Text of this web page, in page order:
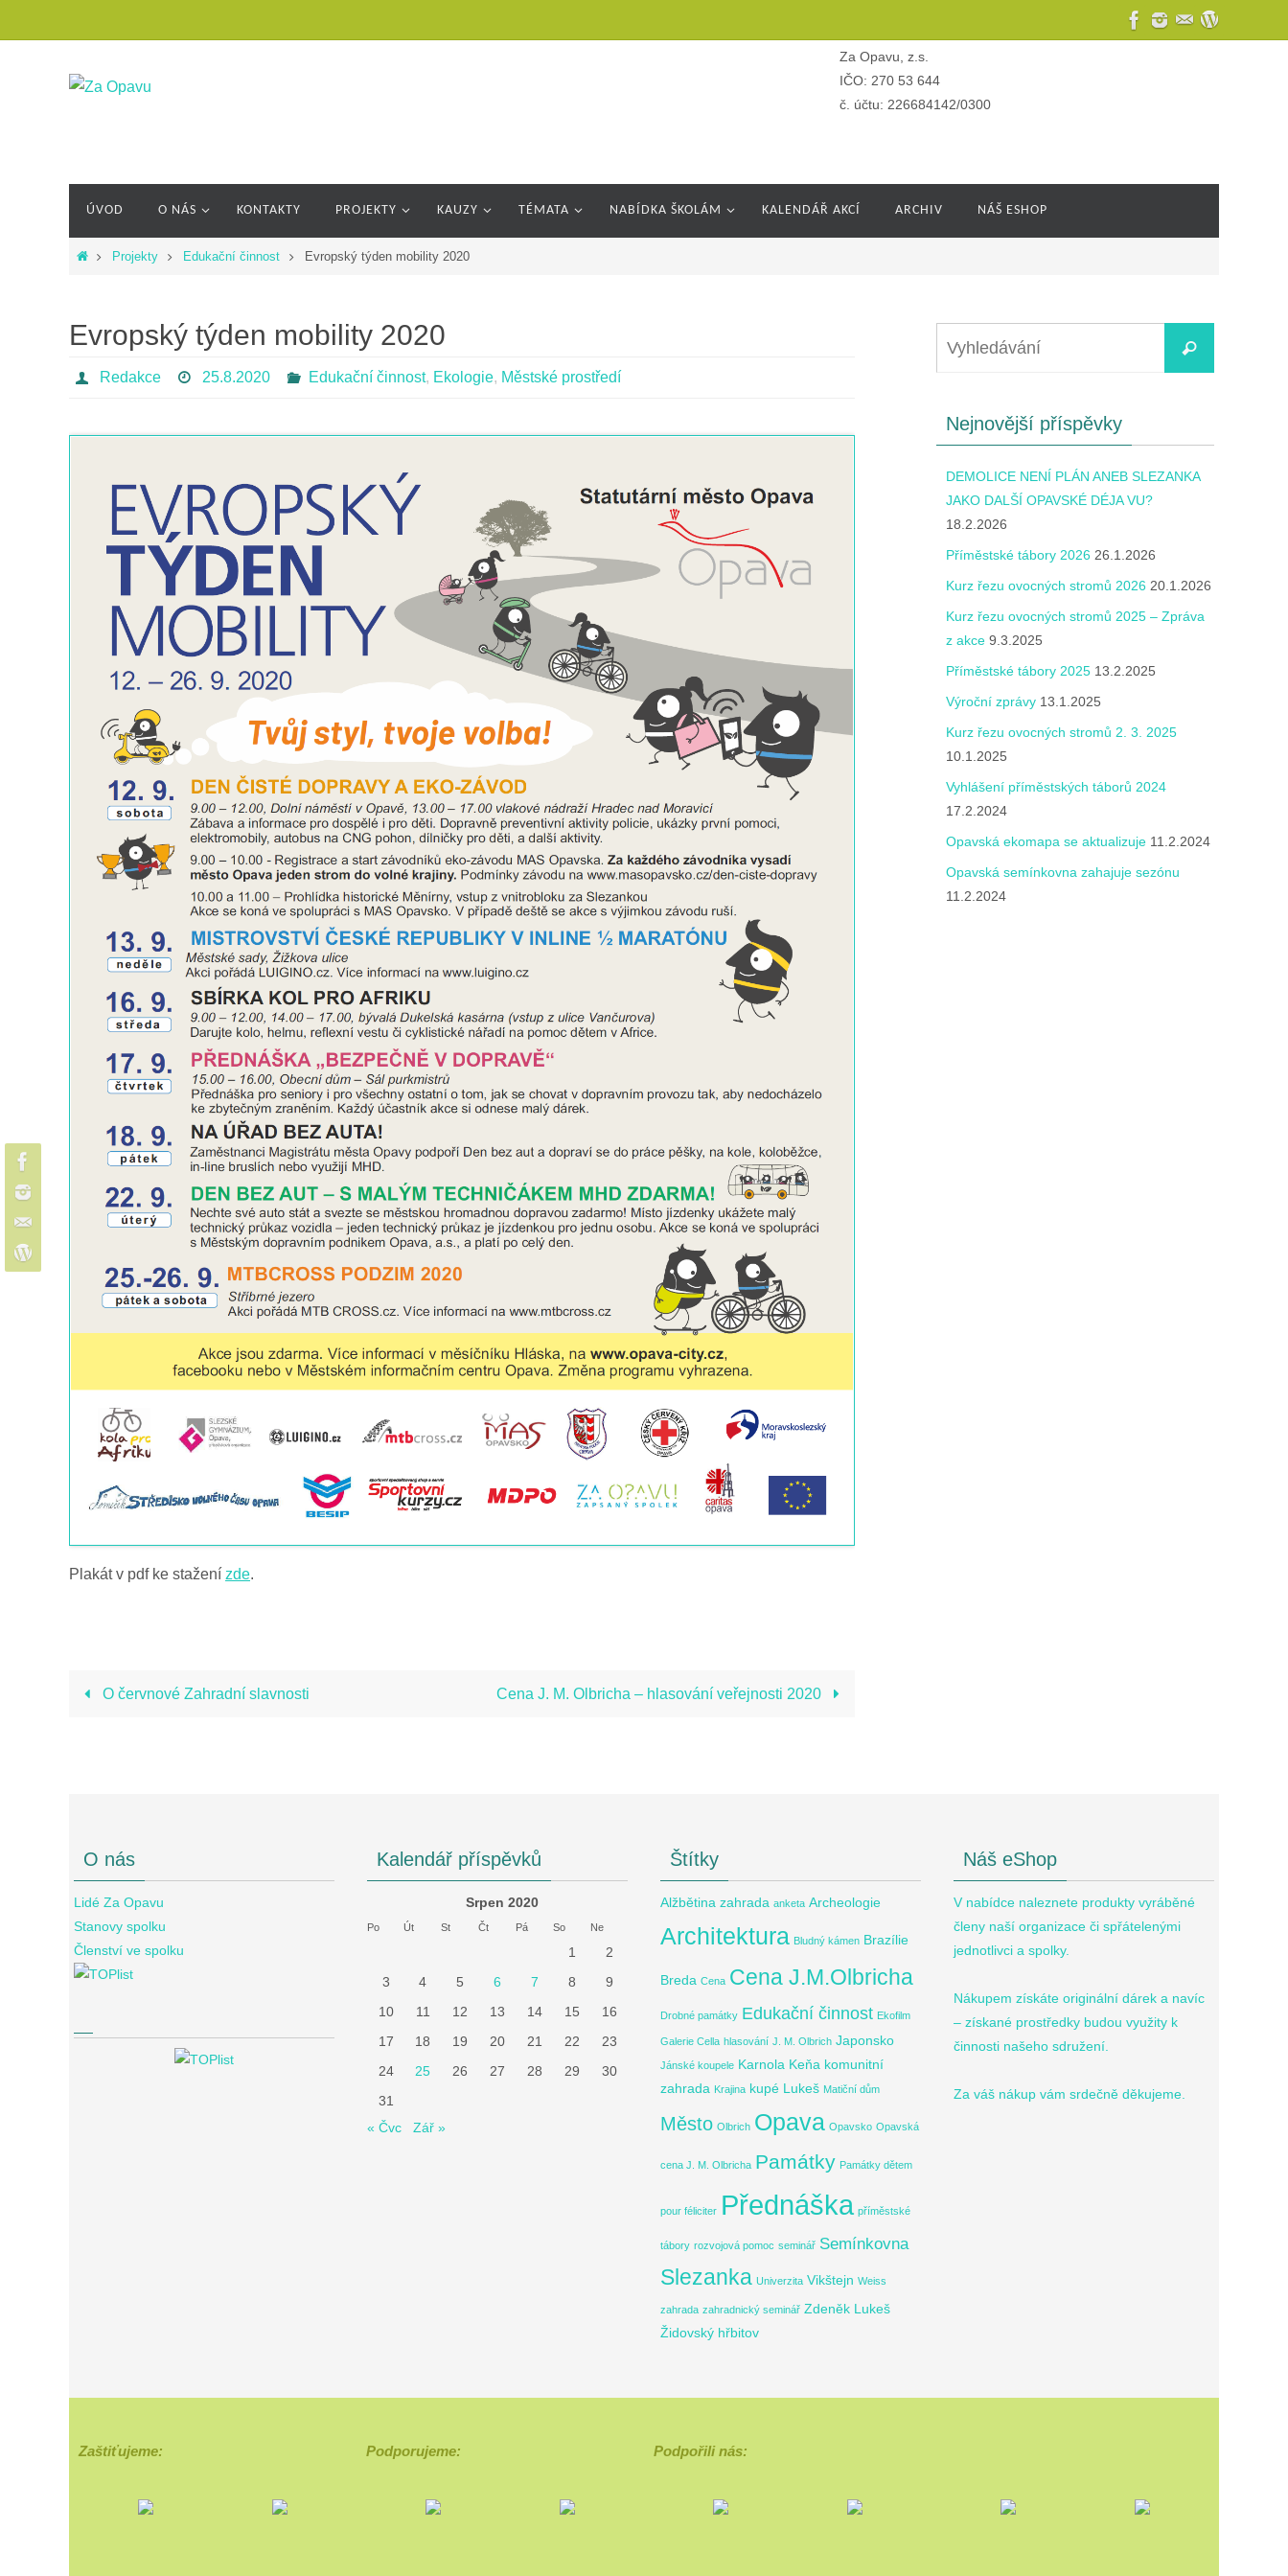
Za Opavu, z.s.
IČO: 270 53 644
č. účtu: 226684142/0300
ÚVOD O NÁS KONTAKTY PROJEKTY KAUZY TÉMATA NABÍDKA ŠKOLÁM KALENDÁŘ AKCÍ ARCHIV NÁŠ ESHOP
Projekty Edukační činnost Evropský týden mobility 2020
Evropský týden mobility 2020
Redakce 25.8.2020 Edukační činnost, Ekologie, Městské prostředí
Plakát v pdf ke stažení zde.
O červnové Zahradní slavnosti Cena J. M. Olbricha – hlasování veřejnosti 2020
Nejnovější příspěvky
DEMOLICE NENÍ PLÁN ANEB SLEZANKA
JAKO DALŠÍ OPAVSKÉ DÉJA VU?
18.2.2026
Příměstské tábory 2026 26.1.2026
Kurz řezu ovocných stromů 2026 20.1.2026
Kurz řezu ovocných stromů 2025 – Zpráva
z akce 9.3.2025
Příměstské tábory 2025 13.2.2025
Výroční zprávy 13.1.2025
Kurz řezu ovocných stromů 2. 3. 2025
10.1.2025
Vyhlášení příměstských táborů 2024
17.2.2024
Opavská ekomapa se aktualizuje 11.2.2024
Opavská semínkovna zahajuje sezónu
11.2.2024
O nás
Lidé Za Opavu
Stanovy spolku
Členství ve spolku
Kalendář příspěvků
Srpen 2020
Po Út St Čt Pá So Ne
1
2
3
4 5 6 7 8
9
10
11 12 13 14 15
16
17
18 19 20 21 22
23
24
25 26 27 28 29
30
31
« Čvc
Zář »
Štítky
Alžbětina zahrada anketa Archeologie
Architektura Bludný kámen Brazílie
Breda Cena Cena J.M.Olbricha
Drobné památky Edukační činnost Ekofilm
Galerie Cella hlasování J. M. Olbrich Japonsko
Jánské koupele Karnola Keňa komunitní
zahrada Krajina kupé Lukeš Matiční dům
Město Olbrich Opava Opavsko Opavská
cena J. M. Olbricha Památky Památky dětem
pour féliciter Přednáška příměstské
tábory rozvojová pomoc seminář Semínkovna
Slezanka Univerzita Vikštejn Weiss
zahrada zahradnický seminář Zdeněk Lukeš
Židovský hřbitov
Náš eShop
V nabídce naleznete produkty vyráběné
členy naší organizace či spřátelenými
jednotlivci a spolky.
Nákupem získáte originální dárek a navíc
– získané prostředky budou využity k
činnosti našeho sdružení.
Za váš nákup vám srdečně děkujeme.
Zaštiťujeme: Podporujeme: Podpořili nás: